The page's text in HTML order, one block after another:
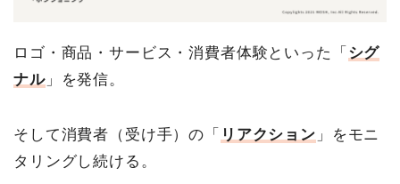
ロゴ・商品・サービス・消費者体験といった「 シグ
ナル」を発信。
そして消費者（受け手）の「 リアクション 」をモニ
タリングし続ける。